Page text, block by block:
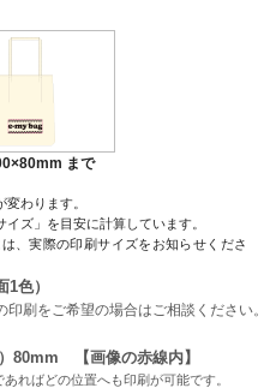
まで
わります。
イズ」を目安に計算しています。
、実際の印刷サイズをお知らせくださ
色）
刷をご希望の場合はご相談ください。
80mm 【画像の赤線内】
ればどの位置へも印刷が可能です。